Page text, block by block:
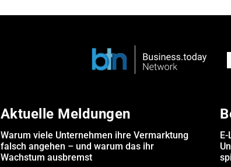
Aktuelle Meldungen
Warum viele Unternehmen ihre Vermarktung
falsch angehen – und warum das ihr
Wachstum ausbremst